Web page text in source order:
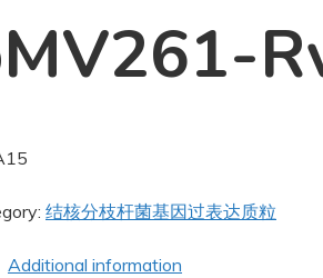
结核分枝杆菌基因过表达质粒
Additional information